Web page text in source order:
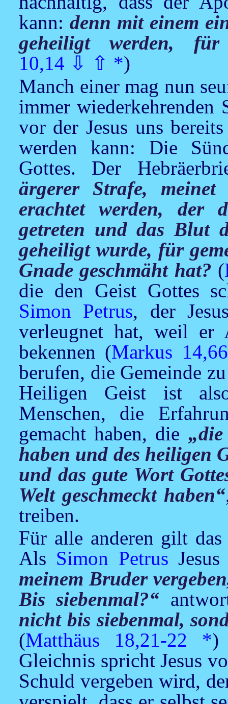
kann: denn mit einem
geheiligt werden,
10,14 ⇩ ⇧ *)
Manch einer mag nun
immer wiederkehrenden
vor derJesus uns
werden kann: Die
Gottes. Der
ärgerer Strafe,
erachtet werden, der
getreten und das Blut
geheiligt wurde, für
Gnade geschmäht hat? (
die den Geist Gottes
Simon Petrus, der
verleugnet hat, weil
bekennen (Markus
berufen, die Gemeinde
Heiligen Geist ist
Menschen, die
gemacht haben, die
haben und des heiligen
und das gute Wort
Welt geschmeckt haben“
treiben.
Für alle anderen gilt
Als Simon Petrus Jesus
meinem Bruder
Bis siebenmal?“
nicht bis siebenmal,
(Matthäus 18,21-22 *)
Gleichnis sprichtJesus
Schuld vergeben wird,